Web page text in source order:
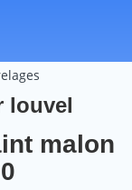
louvel
malon